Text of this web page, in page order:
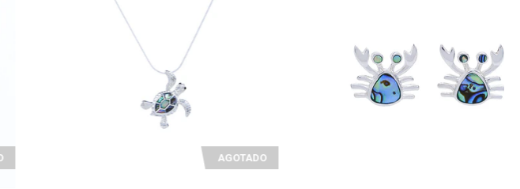
AGOTADO